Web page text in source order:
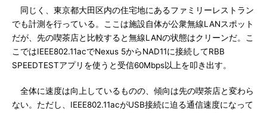
同じく、東京都大田区内の住宅地にあるファミリーレストラン
でも計測を行っている。ここは施設自体が公衆無線LANスポット
だが、先の喫茶店と比較すると無線LANの状態はクリーンだ。こ
こではIEEE802.11acでNexus 5からNAD11に接続してRBB
SPEEDTESTアプリを使うと受信60Mbps以上を叩き出す。
全体に速度は向上しているものの、傾向は先の喫茶店と変わら
ない。ただし、IEEE802.11acがUSB接続に迫る通信速度になって